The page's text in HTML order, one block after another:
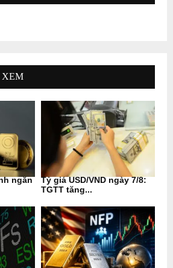
ngắn
Tỷ giá USD/VND ngày 7/8:
TGTT tăng...